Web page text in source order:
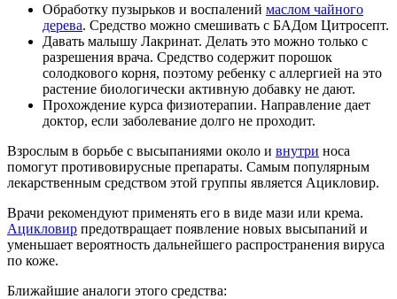
Обработку пузырьков и воспалений маслом чайного
дерева. Средство можно смешивать с БАДом Цитросепт.
Давать малышу Лакринат. Делать это можно только с
разрешения врача. Средство содержит порошок
солодкового корня, поэтому ребенку с аллергией на это
растение биологически активную добавку не дают.
Прохождение курса физиотерапии. Направление дает
доктор, если заболевание долго не проходит.
Взрослым в борьбе с высыпаниями около и внутри носа
помогут противовирусные препараты. Самым популярным
лекарственным средством этой группы является Ацикловир.
Врачи рекомендуют применять его в виде мази или крема.
Ацикловир предотвращает появление новых высыпаний и
уменьшает вероятность дальнейшего распространения вируса
по коже.
Ближайшие аналоги этого средства: